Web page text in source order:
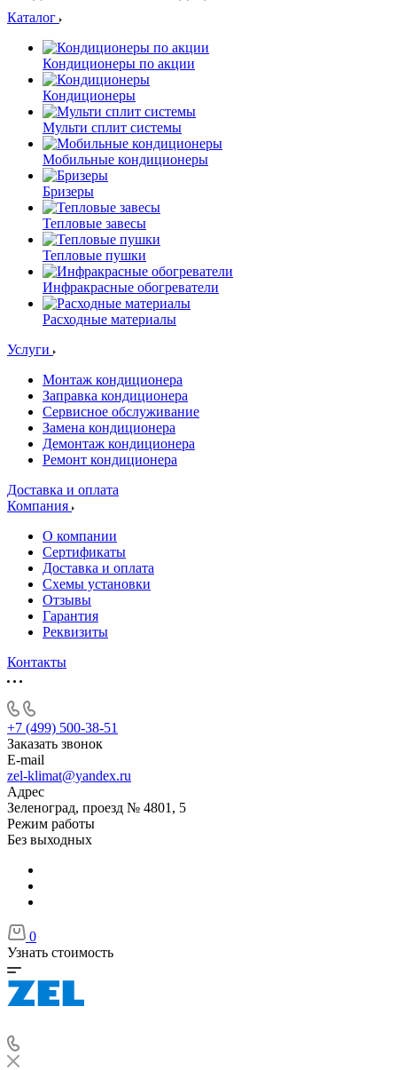
Каталог
Кондиционеры по акции
Кондиционеры
Мульти сплит системы
Мобильные кондиционеры
Бризеры
Тепловые завесы
Тепловые пушки
Инфракрасные обогреватели
Расходные материалы
Услуги
Монтаж кондиционера
Заправка кондиционера
Сервисное обслуживание
Замена кондиционера
Демонтаж кондиционера
Ремонт кондиционера
Доставка и оплата
Компания
О компании
Сертификаты
Доставка и оплата
Схемы установки
Отзывы
Гарантия
Реквизиты
Контакты
+7 (499) 500-38-51
Заказать звонок
E-mail
zel-klimat@yandex.ru
Адрес
Зеленоград, проезд № 4801, 5
Режим работы
Без выходных
0
Узнать стоимость